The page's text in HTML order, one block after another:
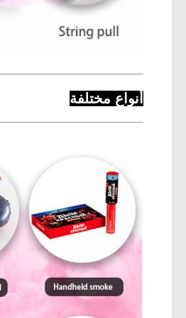
أنواع مختلفة